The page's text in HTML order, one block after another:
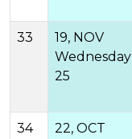
33
19, NOV
Wednesday
25
34
22, OCT